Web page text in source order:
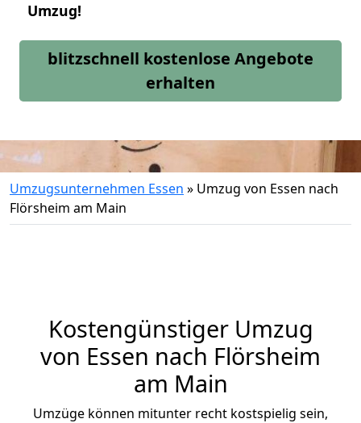
Umzug!
blitzschnell kostenlose Angebote
erhalten
Umzugsunternehmen Essen » Umzug von Essen nach
Flörsheim am Main
Kostengünstiger Umzug
von Essen nach Flörsheim
am Main
Umzüge können mitunter recht kostspielig sein,